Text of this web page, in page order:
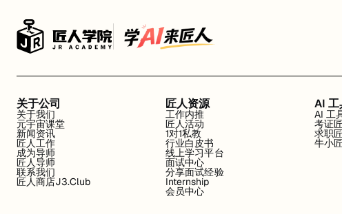
关于公司
关于我们
元宇宙课堂
新闻资讯
匠人工作
成为导师
匠人导师
联系我们
匠人商店J3.Club
匠人资源
工作内推
匠人活动
1对1私教
行业白皮书
线上学习平台
面试中心
分享面试经验
Internship
会员中心
AI 工
AI 工
考证
求职
牛小